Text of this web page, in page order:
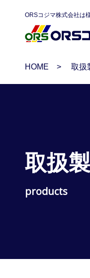
ORSコジマ株式会社は
HOME 取扱
取扱
products